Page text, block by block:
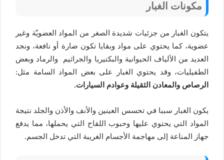
مكونات الغبار
يتكون الغبار من جزئيات شديدة الصغر من المواد العضويّة وغير
عضوية، كما يحتوي على مواد وبقايا تكون ضارة أو نافعة، ونجد
العديد من الألياف الحيوانية والبكتيريا والجراثيم والرماد وبعض
الطفيليات، وقد يحتوي الغبار على بعض المواد السامة مثل:
الرصاص والمعادن الثقيلة وعوادم السيارات.
يكون الغبار سببا في تحسس العينين والأنف والأذن والجلد نتيجة
المواد التي يحتوي عليها وحبوب اللقاح التي يحملها، مما يدفع
جهاز المناعة إلى مهاجمة الأجسام الغريبة التي تدخل الجسم.